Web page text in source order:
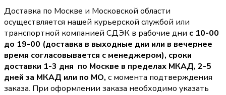
Доставка по Москве и Московской области
осуществляется нашей курьерской службой или
транспортной компанией СДЭК в рабочие дни с 10-00
до 19-00 (доставка в выходные дни или в вечернее
время согласовывается с менеджером), сроки
доставки 1-3 дня по Москве в пределах МКАД, 2-5
дней за МКАД или по МО, с момента подтверждения
заказа. При оформлении заказа необходимо указать